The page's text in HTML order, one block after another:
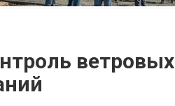
ветровых